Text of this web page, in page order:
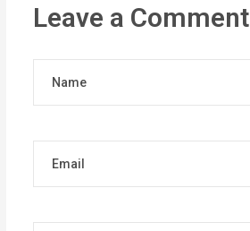
Leave a Comment